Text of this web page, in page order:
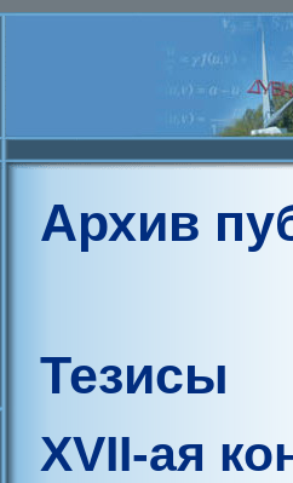
Архив
Тезисы
XVII-ая